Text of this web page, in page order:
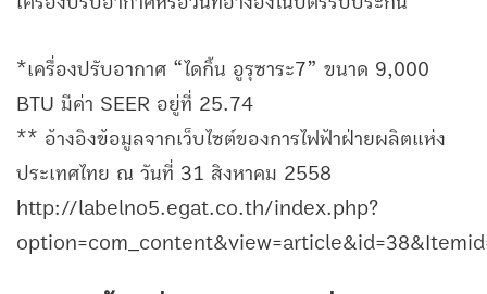
*เครื่องปรับอากาศ “ไดกิ้น อูรุซาระ7” ขนาด 9,000
BTU มีค่า SEER อยู่ที่ 25.74
** อ้างอิงข้อมูลจากเว็บไซต์ของการไฟฟ้าฝ่ายผลิตแห่ง
ประเทศไทย ณ วันที่ 31 สิงหาคม 2558
http://labelno5.egat.co.th/index.php?